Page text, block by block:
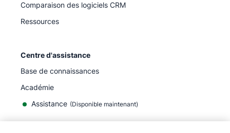
Comparaison des logiciels CRM
Ressources
Centre d'assistance
Base de connaissances
Académie
Assistance (Disponible maintenant)